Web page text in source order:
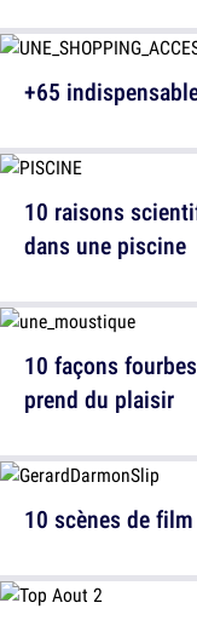
+65
10 façons
prend du plaisir
10 raisons
dans une piscine
10 scènes de